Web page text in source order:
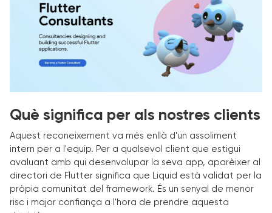
Què significa per als nostres clients
Aquest reconeixement va més enllà d'un assoliment
intern per a l'equip. Per a qualsevol client que estigui
avaluant amb qui desenvolupar la seva app, aparèixer al
directori de Flutter significa que Liquid està validat per la
pròpia comunitat del framework. És un senyal de menor
risc i major confiança a l'hora de prendre aquesta